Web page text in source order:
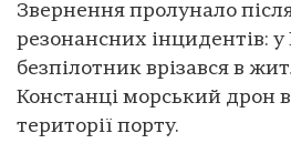
Звернення пролунало
резонансних інцидентів: у
безпілотник врізався в
Констанці морський дрон
території порту.